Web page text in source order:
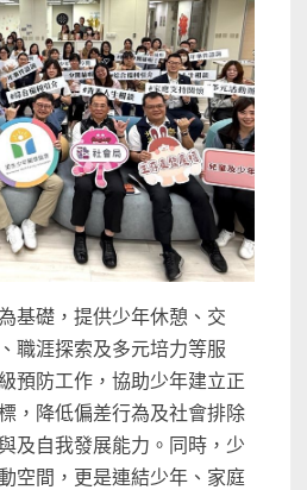
基礎，提供少年休憩、交
職涯探索及多元培力等服
預防工作，協助少年建立正
，降低偏差行為及社會排除
及自我發展能力。同時，少
空間，更是連結少年、家庭